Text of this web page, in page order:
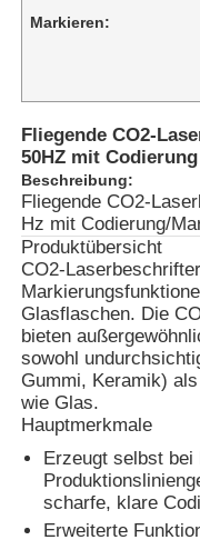
Markieren:
Fliegende CO2-
50HZ mit
Beschreibung:
Fliegende CO2-
Hz mit Codierung/
Produktübersicht
CO2-
Glasflaschen. Die
bieten
sowohl
Gummi, Keramik)
wie Glas.
Hauptmerkmale
Erzeugt selbst bei
scharfe, klare
Erweiterte